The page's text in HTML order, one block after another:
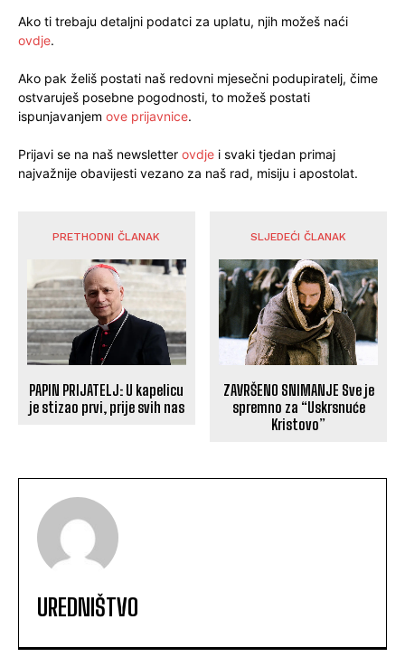
Ako ti trebaju detaljni podatci za uplatu, njih možeš naći
ovdje.
Ako pak želiš postati naš redovni mjesečni podupiratelj, čime
ostvaruješ posebne pogodnosti, to možeš postati
ispunjavanjem ove prijavnice.
Prijavi se na naš newsletter ovdje i svaki tjedan primaj
najvažnije obavijesti vezano za naš rad, misiju i apostolat.
PRETHODNI ČLANAK
PAPIN PRIJATELJ: U kapelicu
je stizao prvi, prije svih nas
SLJEDEĆI ČLANAK
ZAVRŠENO SNIMANJE Sve je
spremno za “Uskrsnuće
Kristovo”
UREDNIŠTVO